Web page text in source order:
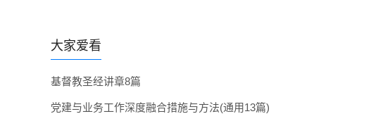
大家爱看
基督教圣经讲章8篇
党建与业务工作深度融合措施与方法(通用13篇)